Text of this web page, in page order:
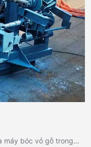
máy bóc vỏ gỗ trong…